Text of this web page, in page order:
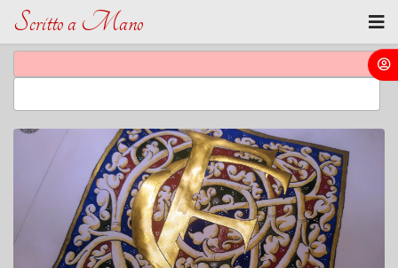
Scritto a Mano